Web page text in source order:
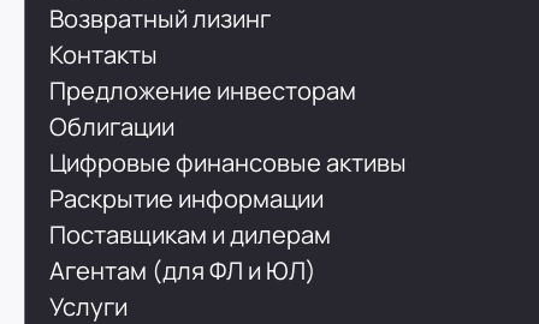
Возвратный лизинг
Контакты
Предложение инвесторам
Облигации
Цифровые финансовые активы
Раскрытие информации
Поставщикам и дилерам
Агентам (для ФЛ и ЮЛ)
Услуги